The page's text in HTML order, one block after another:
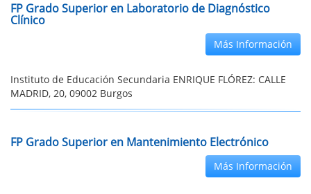
FP Grado Superior en Laboratorio de Diagnóstico
Clínico
Más Información
Instituto de Educación Secundaria ENRIQUE FLÓREZ: CALLE
MADRID, 20, 09002 Burgos
FP Grado Superior en Mantenimiento Electrónico
Más Información